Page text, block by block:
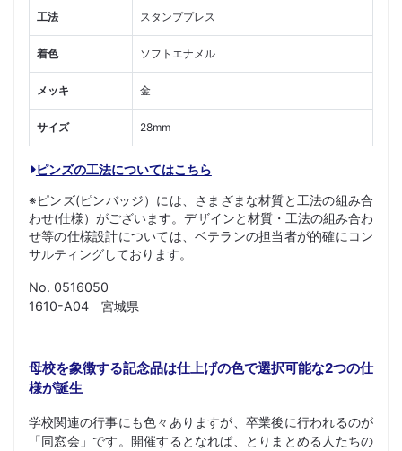
工法 スタンププレス
着色 ソフトエナメル
メッキ 金
サイズ 28mm
ピンズの工法についてはこちら
※ピンズ(ピンバッジ）には、さまざまな材質と工法の組み合
わせ(仕様）がございます。デザインと材質・工法の組み合わ
せ等の仕様設計については、ベテランの担当者が的確にコン
サルティングしております。
No. 0516050
1610-A04 宮城県
母校を象徴する記念品は仕上げの色で選択可能な2つの仕
様が誕生
学校関連の行事にも色々ありますが、卒業後に行われるのが
「同窓会」です。開催するとなれば、とりまとめる人たちの